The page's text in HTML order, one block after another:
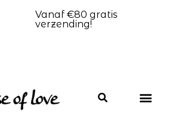
Vanaf €80 gratis
verzending!